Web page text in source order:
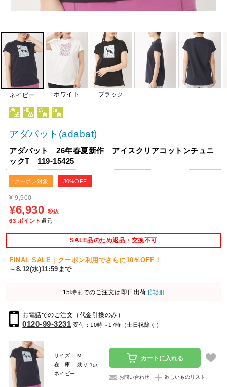
ネイビー ホワイト ブラック
アダバット(adabat)
アダバット 26年春夏新作 アイスクリアコットンチュニ
ックT 119-15425
クーポン対象 30%OFF
¥ 9,900
¥6,930 税込
63 ポイント 還元
SALE品のため返品・交換不可
FINAL SALE｜クーポン利用でさらに10％OFF！
～8.12(水)11:59まで
15時までのご注文は即日出荷 [詳細]
お電話でのご注文（代金引換のみ）
0120-99-3231 受付：10時～17時（土日祝除く）
サイズ： M
在 庫： 残り 1点
ネイビー
カートに入れる
お問い合わせ 欲しいものリスト